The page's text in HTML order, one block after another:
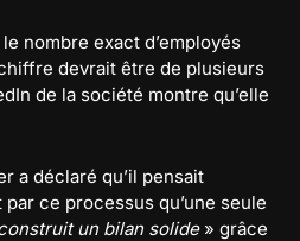
le nombre exact d’employés
devrait être de plusieurs
de la société montre qu’elle
a déclaré qu’il pensait
par ce processus qu’une seule
un bilan solide» grâce